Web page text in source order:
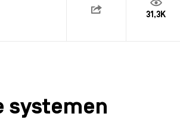
31,3K
systemen